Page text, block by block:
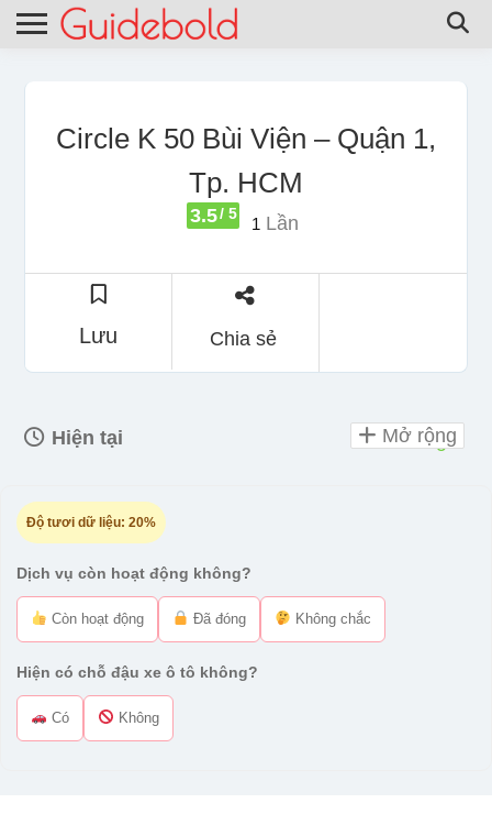
Circle K 50 Bùi Viện – Quận 1,
Tp. HCM
3.5/ 5
1 Lần
Lưu Chia sẻ
Hiện tại mở 24 giờ
Độ tươi dữ liệu: 20%
Dịch vụ còn hoạt động không?
Còn hoạt động Đã đóng Không chắc
Hiện có chỗ đậu xe ô tô không?
Có Không
Mở rộng